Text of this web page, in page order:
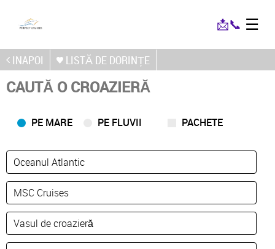
📩📞 ☰
INAPOI LISTĂ DE DORINȚE
CAUTĂ O CROAZIERĂ
PE MARE PE FLUVII PACHETE